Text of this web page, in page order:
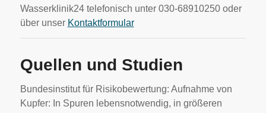
Wasserklinik24 telefonisch unter 030-68910250 oder
über unser Kontaktformular
Quellen und Studien
Bundesinstitut für Risikobewertung: Aufnahme von
Kupfer: In Spuren lebensnotwendig, in größeren